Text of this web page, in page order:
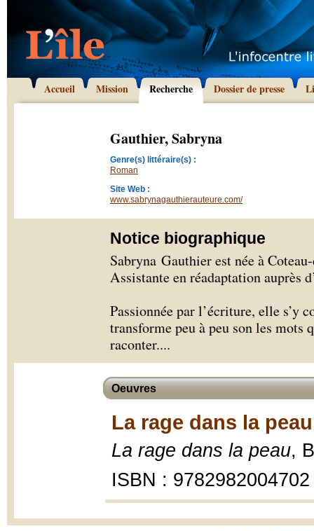
Accueil Mission Recherche Dossier de presse
Gauthier, Sabryna
Genre(s) littéraire(s) :
Roman
Site Web :
www.sabrynagauthierauteure.com/
Notice biographique
Sabryna Gauthier est née à
Assistante en réadaptation auprès
Passionnée par l’écriture, elle s’y
transforme peu à peu son les mots
raconter....
Oeuvres
La rage dans la
La rage dans la peau,
ISBN : 9782982004702